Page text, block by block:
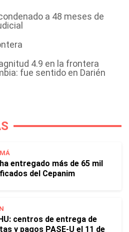
a 48 meses de
4.9 en la frontera
fue sentido en Darién
entregado más de 65 mil
del Cepanim
centros de entrega de
y pagos PASE-U el 11 de